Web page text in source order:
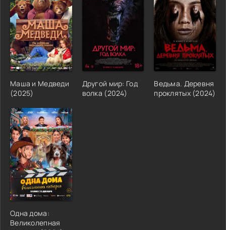
Маша и Медведи
(2025)
Другой мир: Год
волка (2024)
Ведьма. Деревня
проклятых (2024)
Одна дома:
Великолепная